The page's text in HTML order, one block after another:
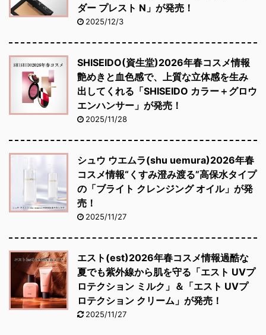
ダー プレスト N」が発売！
2025/12/3
SHISEIDO(資生堂)2026年春コスメ情報
艶めきと血色感で、上質な立体感を生み
出してくれる「SHISEIDO カラー＋グロウ
エンハンサー」が発売！
2025/11/28
シュウ ウエムラ(shu uemura)2026年春
コスメ情報“くすみ澄み渡る”高保水タイプ
の「ブライト クレンジング オイル」が発
売！
2025/11/27
エスト(est)2026年春コスメ情報過酷な
夏でも紫外線から肌を守る「エスト UVプ
ロテクション ミルク」＆「エスト UVプ
ロテクション クリーム」が発売！
2025/11/27